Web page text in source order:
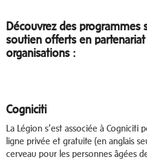
Découvrez des programmes
soutien offerts en partenariat
organisations :
Cogniciti
La Légion s’est associée à
ligne privée et gratuite (en anglais
cerveau pour les personnes âgées